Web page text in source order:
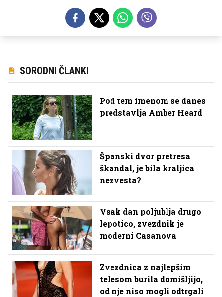
SORODNI ČLANKI
Pod tem imenom se danes
predstavlja Amber Heard
Španski dvor pretresa
škandal, je bila kraljica
nezvesta?
Vsak dan poljublja drugo
lepotico, zvezdnik je
moderni Casanova
Zvezdnica z najlepšim
telesom burila domišljijo,
od nje niso mogli odtrgali